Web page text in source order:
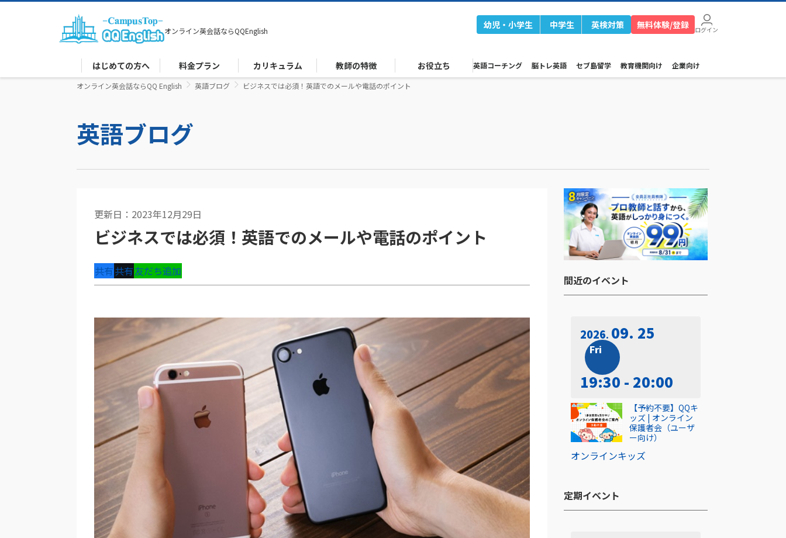
オンライン英会話ならQQEnglish
幼児・小学生 中学生 英検対策 無料体験/登録 ログイン
はじめての方へ 料金プラン カリキュラム 教師の特徴 お役立ち 英語コーチング 脳トレ英語 セブ島留学 教育機関向け 企業向け
オンライン英会話ならQQ English 英語ブログ ビジネスでは必須！英語でのメールや電話のポイント
英語ブログ
更新日：2023年12月29日
ビジネスでは必須！英語でのメールや電話のポイント
共有共有友だち追加
間近のイベント​
2026 09. 25
Fri
19:30 - 20:00
オンラインキッズ
【予約不要】QQキ
ッズ | オンライン
保護者会（ユーザ
ー向け）
定期イベント​